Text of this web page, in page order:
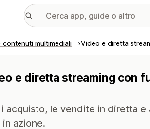
contenuti multimediali Video e diretta
e diretta streaming con
acquisto, le vendite in diretta
azione.